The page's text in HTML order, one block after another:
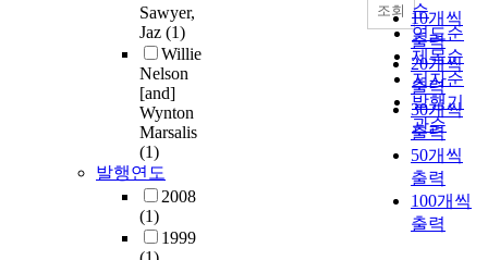
Sawyer,
Jaz (1)
Willie
Nelson
[and]
Wynton
Marsalis
(1)
발행연도
2008
(1)
1999
순
연도순
제목순
저자순
발행기
관순
10개씩
출력
20개씩
출력
30개씩
출력
50개씩
출력
100개씩
출력
조회